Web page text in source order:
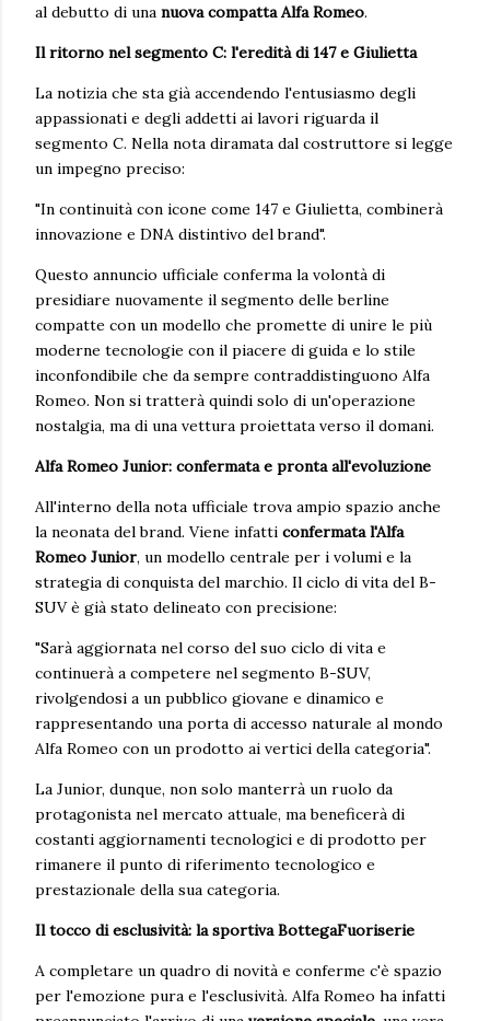
al debutto di una nuova compatta Alfa Romeo.
Il ritorno nel segmento C: l'eredità di 147 e Giulietta
La notizia che sta già accendendo l'entusiasmo degli
appassionati e degli addetti ai lavori riguarda il
segmento C. Nella nota diramata dal costruttore si legge
un impegno preciso:
"In continuità con icone come 147 e Giulietta, combinerà
innovazione e DNA distintivo del brand".
Questo annuncio ufficiale conferma la volontà di
presidiare nuovamente il segmento delle berline
compatte con un modello che promette di unire le più
moderne tecnologie con il piacere di guida e lo stile
inconfondibile che da sempre contraddistinguono Alfa
Romeo. Non si tratterà quindi solo di un'operazione
nostalgia, ma di una vettura proiettata verso il domani.
Alfa Romeo Junior: confermata e pronta all'evoluzione
All'interno della nota ufficiale trova ampio spazio anche
la neonata del brand. Viene infatti confermata l'Alfa
Romeo Junior, un modello centrale per i volumi e la
strategia di conquista del marchio. Il ciclo di vita del B-
SUV è già stato delineato con precisione:
"Sarà aggiornata nel corso del suo ciclo di vita e
continuerà a competere nel segmento B-SUV,
rivolgendosi a un pubblico giovane e dinamico e
rappresentando una porta di accesso naturale al mondo
Alfa Romeo con un prodotto ai vertici della categoria".
La Junior, dunque, non solo manterrà un ruolo da
protagonista nel mercato attuale, ma beneficerà di
costanti aggiornamenti tecnologici e di prodotto per
rimanere il punto di riferimento tecnologico e
prestazionale della sua categoria.
Il tocco di esclusività: la sportiva BottegaFuoriserie
A completare un quadro di novità e conferme c'è spazio
per l'emozione pura e l'esclusività. Alfa Romeo ha infatti